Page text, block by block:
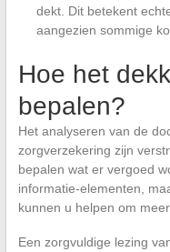
dekt. Dit betekent
aangezien sommige
Hoe het
bepalen?
Het analyseren van de
zorgverzekering zijn
bepalen wat er vergoed
informatie-elementen,
kunnen u helpen om
Een zorgvuldige lezing